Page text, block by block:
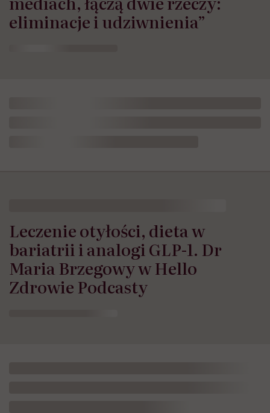
eliminacje i udziwnienia”
Leczenie otyłości, dieta w
bariatrii i analogi GLP-1. Dr
Maria Brzegowy w Hello
Zdrowie Podcasty